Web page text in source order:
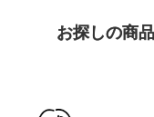
お探しの商